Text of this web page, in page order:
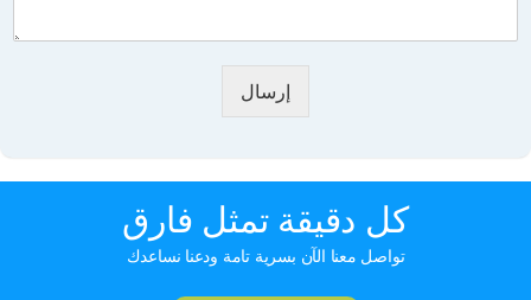
إرسال
كل دقيقة تمثل فارق
تواصل معنا الآن بسرية تامة ودعنا نساعدك